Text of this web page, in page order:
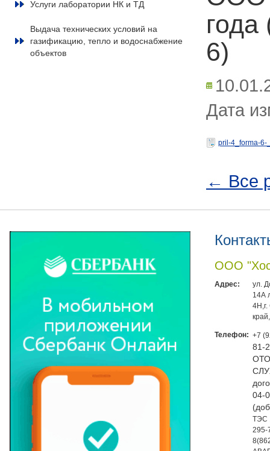
Услуги лаборатории НК и ТД
Выдача технических условий на
газификацию, тепло и водоснабжение
объектов
6)
Дата
pril-4_forma-6-
← Все
ООО
Адрес:
ул.
14А
Телефон: +7
81-
04-
ТЭС
295-